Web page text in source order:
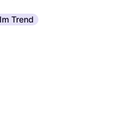
Im Trend